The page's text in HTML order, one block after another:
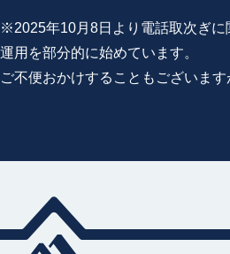
※2025年10月8日より電話取次ぎに
運用を部分的に始めています。
ご不便おかけすることもございます